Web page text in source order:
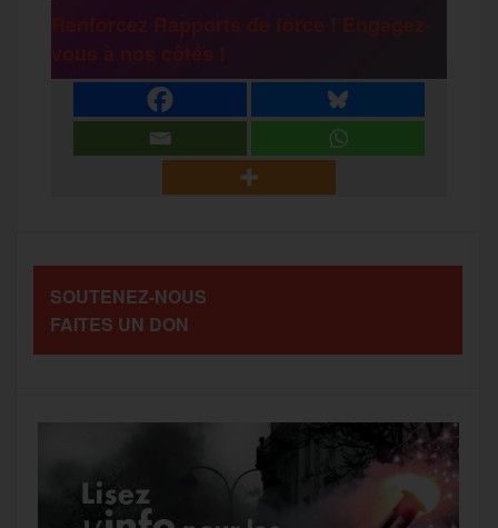
Renforcez Rapports de force ! Engagez-
vous à nos côtés !
SOUTENEZ-NOUS
FAITES UN DON